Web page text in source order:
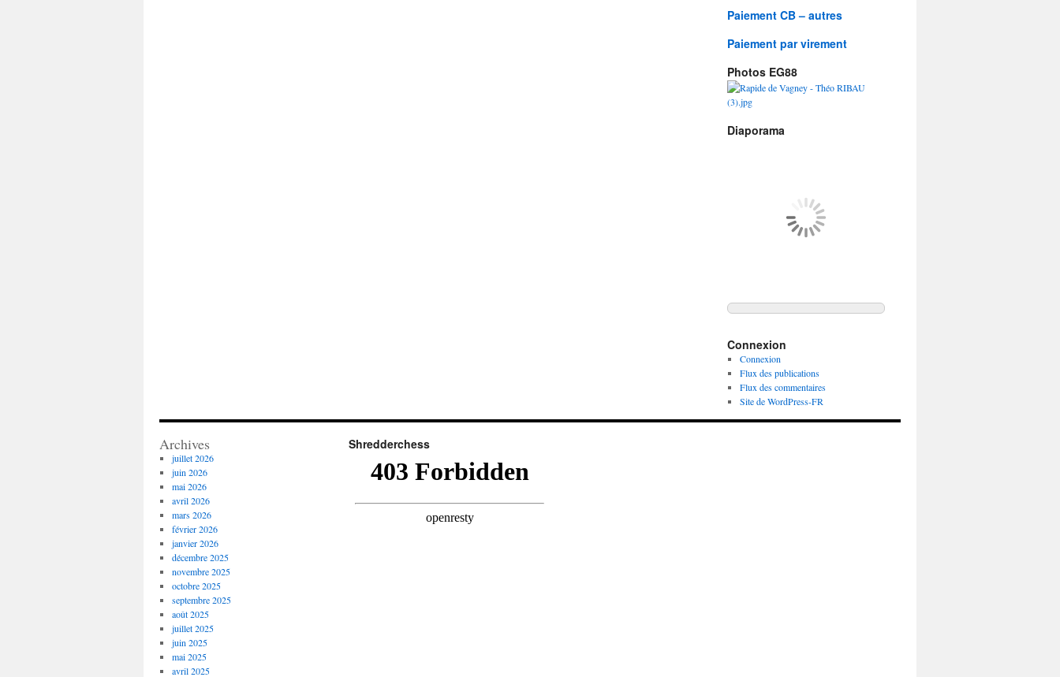
Paiement CB – autres
Paiement par virement
Photos EG88
Diaporama
Connexion
Connexion
Flux des publications
Flux des commentaires
Site de WordPress-FR
Archives
juillet 2026
juin 2026
mai 2026
avril 2026
mars 2026
février 2026
janvier 2026
décembre 2025
novembre 2025
octobre 2025
septembre 2025
août 2025
juillet 2025
juin 2025
mai 2025
avril 2025
Shredderchess